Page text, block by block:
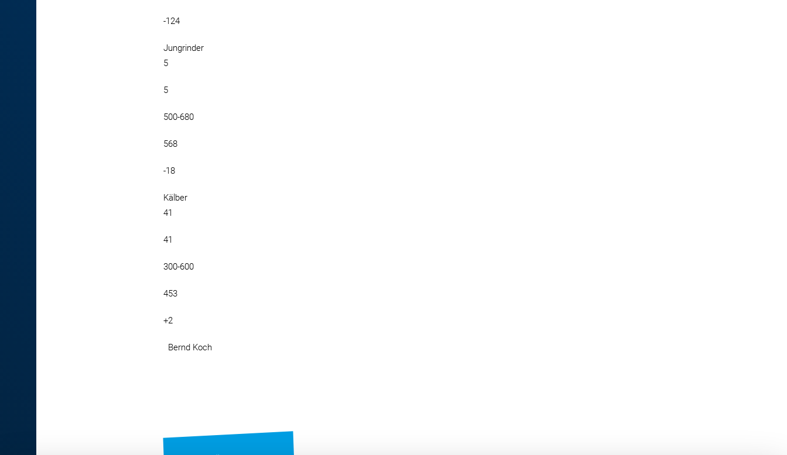
-124
Jungrinder
5
5
500-680
568
-18
Kälber
41
41
300-600
453
+2
Bernd Koch